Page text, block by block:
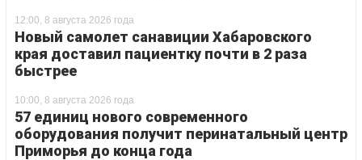
12:00, 8 августа 2026 года
Новый самолет санавиции Хабаровского
края доставил пациентку почти в 2 раза
быстрее
10:00, 8 августа 2026 года
57 единиц нового современного
оборудования получит перинатальный центр
Приморья до конца года